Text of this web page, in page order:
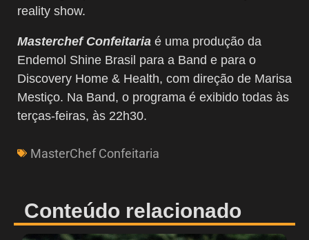
reality show.
Masterchef Confeitaria é uma produção da
Endemol Shine Brasil para a Band e para o
Discovery Home & Health, com direção de Marisa
Mestiço. Na Band, o programa é exibido todas às
terças-feiras, às 22h30.
MasterChef Confeitaria
Conteúdo relacionado